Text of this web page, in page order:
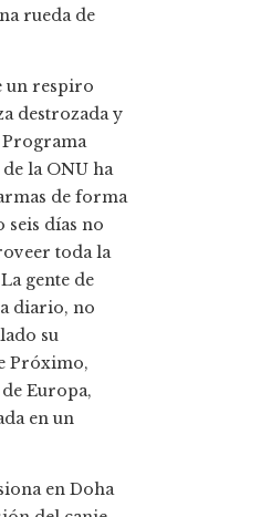
rueda de
un respiro
destrozada y
Programa
la ONU ha
de forma
seis días no
toda la
gente de
diario, no
su
Próximo,
Europa,
en un
en Doha